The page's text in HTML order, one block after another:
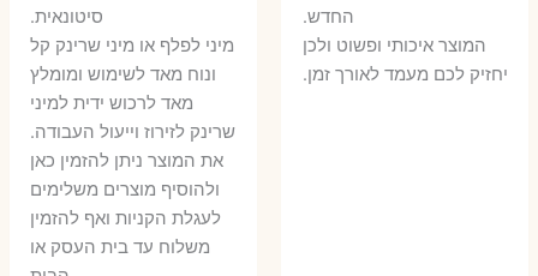
החדש.
המוצר איכותי ופשוט ולכן
יחזיק לכם מעמד לאורך זמן.
סיטונאית.
מיני לפלף או מיני שרינק קל
ונוח מאד לשימוש ומומלץ
מאד לרכוש ידית למיני
שרינק לזירוז וייעול העבודה.
את המוצר ניתן להזמין כאן
ולהוסיף מוצרים משלימים
לעגלת הקניות ואף להזמין
משלוח עד בית העסק או